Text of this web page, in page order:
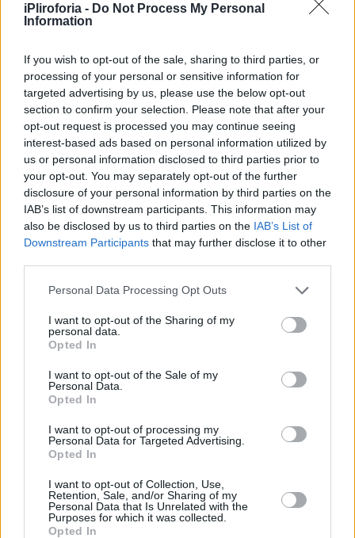
iPliroforia - Do Not Process My Personal
Information
If you wish to opt-out of the sale, sharing to third parties, or
processing of your personal or sensitive information for
targeted advertising by us, please use the below opt-out
section to confirm your selection. Please note that after your
opt-out request is processed you may continue seeing
interest-based ads based on personal information utilized by
us or personal information disclosed to third parties prior to
your opt-out. You may separately opt-out of the further
disclosure of your personal information by third parties on the
IAB’s list of downstream participants. This information may
also be disclosed by us to third parties on the IAB’s List of
Downstream Participants that may further disclose it to other
Personal Data Processing Opt Outs
I want to opt-out of the Sharing of my
personal data.
Opted In
I want to opt-out of the Sale of my
Personal Data.
Opted In
I want to opt-out of processing my
Personal Data for Targeted Advertising.
Opted In
I want to opt-out of Collection, Use,
Retention, Sale, and/or Sharing of my
Personal Data that Is Unrelated with the
Purposes for which it was collected.
Opted In
από το σήμα του νομισματοκοπείου τα
αρχικά του χαράκτη «M.C.C. INC.».
Περιμετρικά, όπως πάντα, υπάρχουν τα 12
πεντάκτινα αστέρια που αντιπροσωπεύουν
τα ευρωπαϊκά κράτη.
Η οπίσθια όψη έχει την ίδια όψη με τα άλλα
κέρματα των 2 ευρώ.
Συνεντεύξεις 18/11/2025
αλήθεια»
Συνεντεύξεις 18/11/2025
Τζεφ Μοντάνα: «Κανένας δεν μπορεί
να σου πει ποιος είσαι»